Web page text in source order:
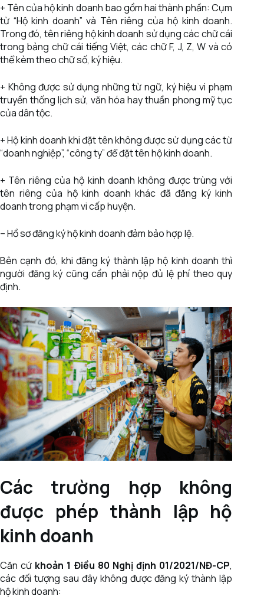
+ Tên của hộ kinh doanh bao gồm hai thành phần: Cụm
từ “Hộ kinh doanh” và Tên riêng của hộ kinh doanh.
Trong đó, tên riêng hộ kinh doanh sử dụng các chữ cái
trong bảng chữ cái tiếng Việt, các chữ F, J, Z, W và có
thể kèm theo chữ số, ký hiệu.
+ Không được sử dụng những từ ngữ, ký hiệu vi phạm
truyền thống lịch sử, văn hóa hay thuần phong mỹ tục
của dân tộc.
+ Hộ kinh doanh khi đặt tên không được sử dụng các từ
“doanh nghiệp”, “công ty” để đặt tên hộ kinh doanh.
+ Tên riêng của hộ kinh doanh không được trùng với
tên riêng của hộ kinh doanh khác đã đăng ký kinh
doanh trong phạm vi cấp huyện.
– Hồ sơ đăng ký hộ kinh doanh đảm bảo hợp lệ.
Bên cạnh đó, khi đăng ký thành lập hộ kinh doanh thì
người đăng ký cũng cần phải nộp đủ lệ phí theo quy
định.
Các trường hợp không
được phép thành lập hộ
kinh doanh
Căn cứ khoản 1 Điều 80 Nghị định 01/2021/NĐ-CP,
các đối tượng sau đây không được đăng ký thành lập
hộ kinh doanh: